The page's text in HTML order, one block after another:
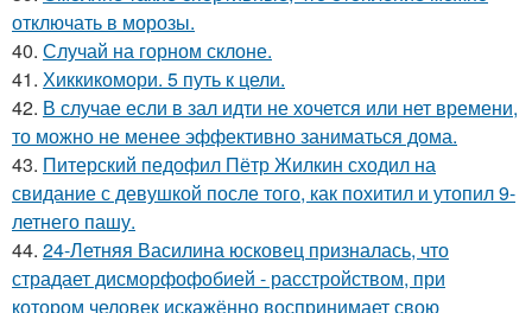
отключать в морозы.
40. Случай на горном склоне.
41. Хиккикомори. 5 путь к цели.
42. В случае если в зал идти не хочется или нет времени,
то можно не менее эффективно заниматься дома.
43. Питерский педофил Пётр Жилкин сходил на
свидание с девушкой после того, как похитил и утопил 9-
летнего пашу.
44. 24-Летняя Василина юсковец призналась, что
страдает дисморфофобией - расстройством, при
котором человек искажённо воспринимает свою